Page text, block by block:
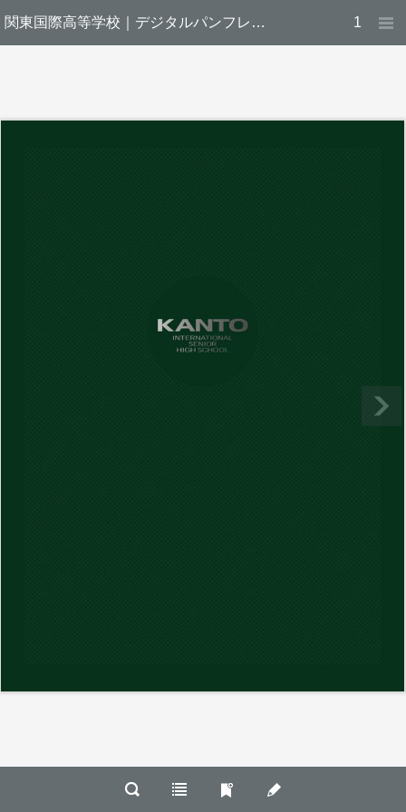
関東国際高等学校｜デジタルパンフレット 1